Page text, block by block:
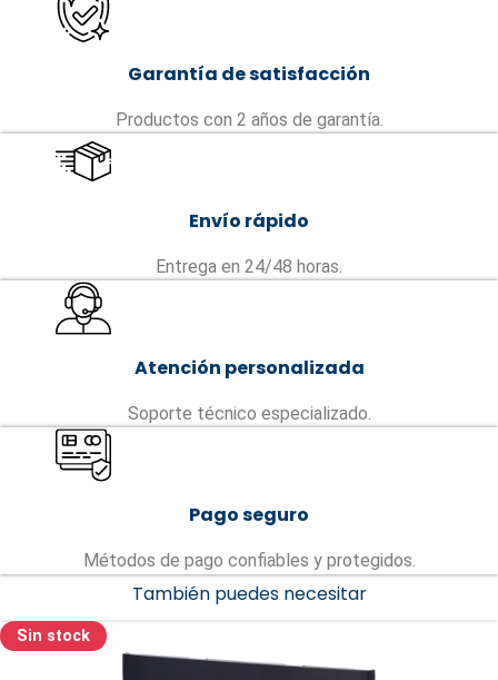
Garantía de satisfacción
Productos con 2 años de garantía.
Envío rápido
Entrega en 24/48 horas.
Atención personalizada
Soporte técnico especializado.
Pago seguro
Métodos de pago confiables y protegidos.
También puedes necesitar
Sin stock